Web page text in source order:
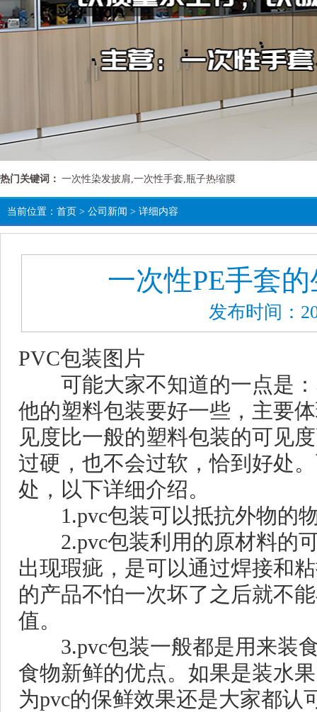
热门关键词： 一次性染发披肩,一次性手套,瓶子热缩膜
当前位置： 首页 > 公司新闻 > 详细内容
一次性PE手套
发布时间：
PVC包装图片
可能大家不知道的一点是：
他的塑料包装要好一些，主要
见度比一般的塑料包装的可见
过硬，也不会过软，恰到好处
处，以下详细介绍。
1.pvc包装可以抵抗外物的
2.pvc包装利用的原材料的
出现瑕疵，是可以通过焊接和
的产品不怕一次坏了之后就不
值。
3.pvc包装一般都是用来装
食物新鲜的优点。如果是装水
为pvc的保鲜效果还是大家都认